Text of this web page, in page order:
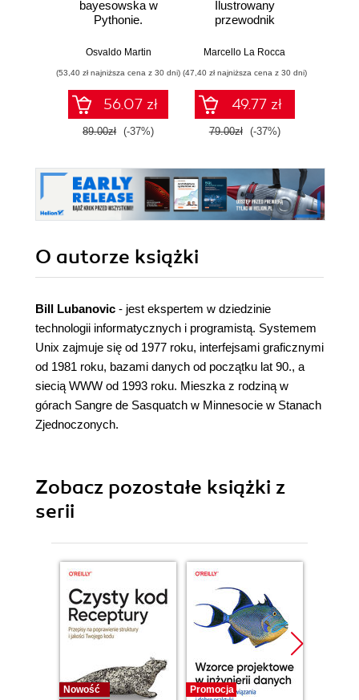
bayesowska w
Pythonie.
przewodnik po
probabilistycznym.
Wydanie III
Osvaldo Martin
(53,40 zł najniższa cena z 30 dni)
56.07 zł
89.00zł (-37%)
Ilustrowany
przewodnik
Marcello La Rocca
(47,40 zł najniższa cena z 30 dni)
49.77 zł
79.00zł (-37%)
O autorze książki
Bill Lubanovic - jest ekspertem w dziedzinie
technologii informatycznych i programistą. Systemem
Unix zajmuje się od 1977 roku, interfejsami graficznymi
od 1981 roku, bazami danych od początku lat 90., a
siecią WWW od 1993 roku. Mieszka z rodziną w
górach Sangre de Sasquatch w Minnesocie w Stanach
Zjednoczonych.
Zobacz pozostałe książki z
serii
Nowość
Promocja